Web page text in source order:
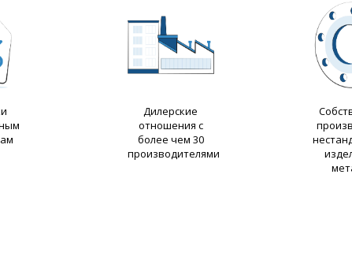
Дилерские
отношения с
более чем 30
производителями